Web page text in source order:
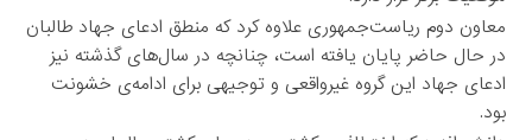
معاون دوم ریاست‌جمهوری علاوه کرد که منطق ادعای جهاد طالبان
در حال حاضر پایان یافته است، چنانچه در سال‌های گذشته نیز
ادعای جهاد این گروه غیرواقعی و توجیهی برای ادامه‌ی خشونت
بود.